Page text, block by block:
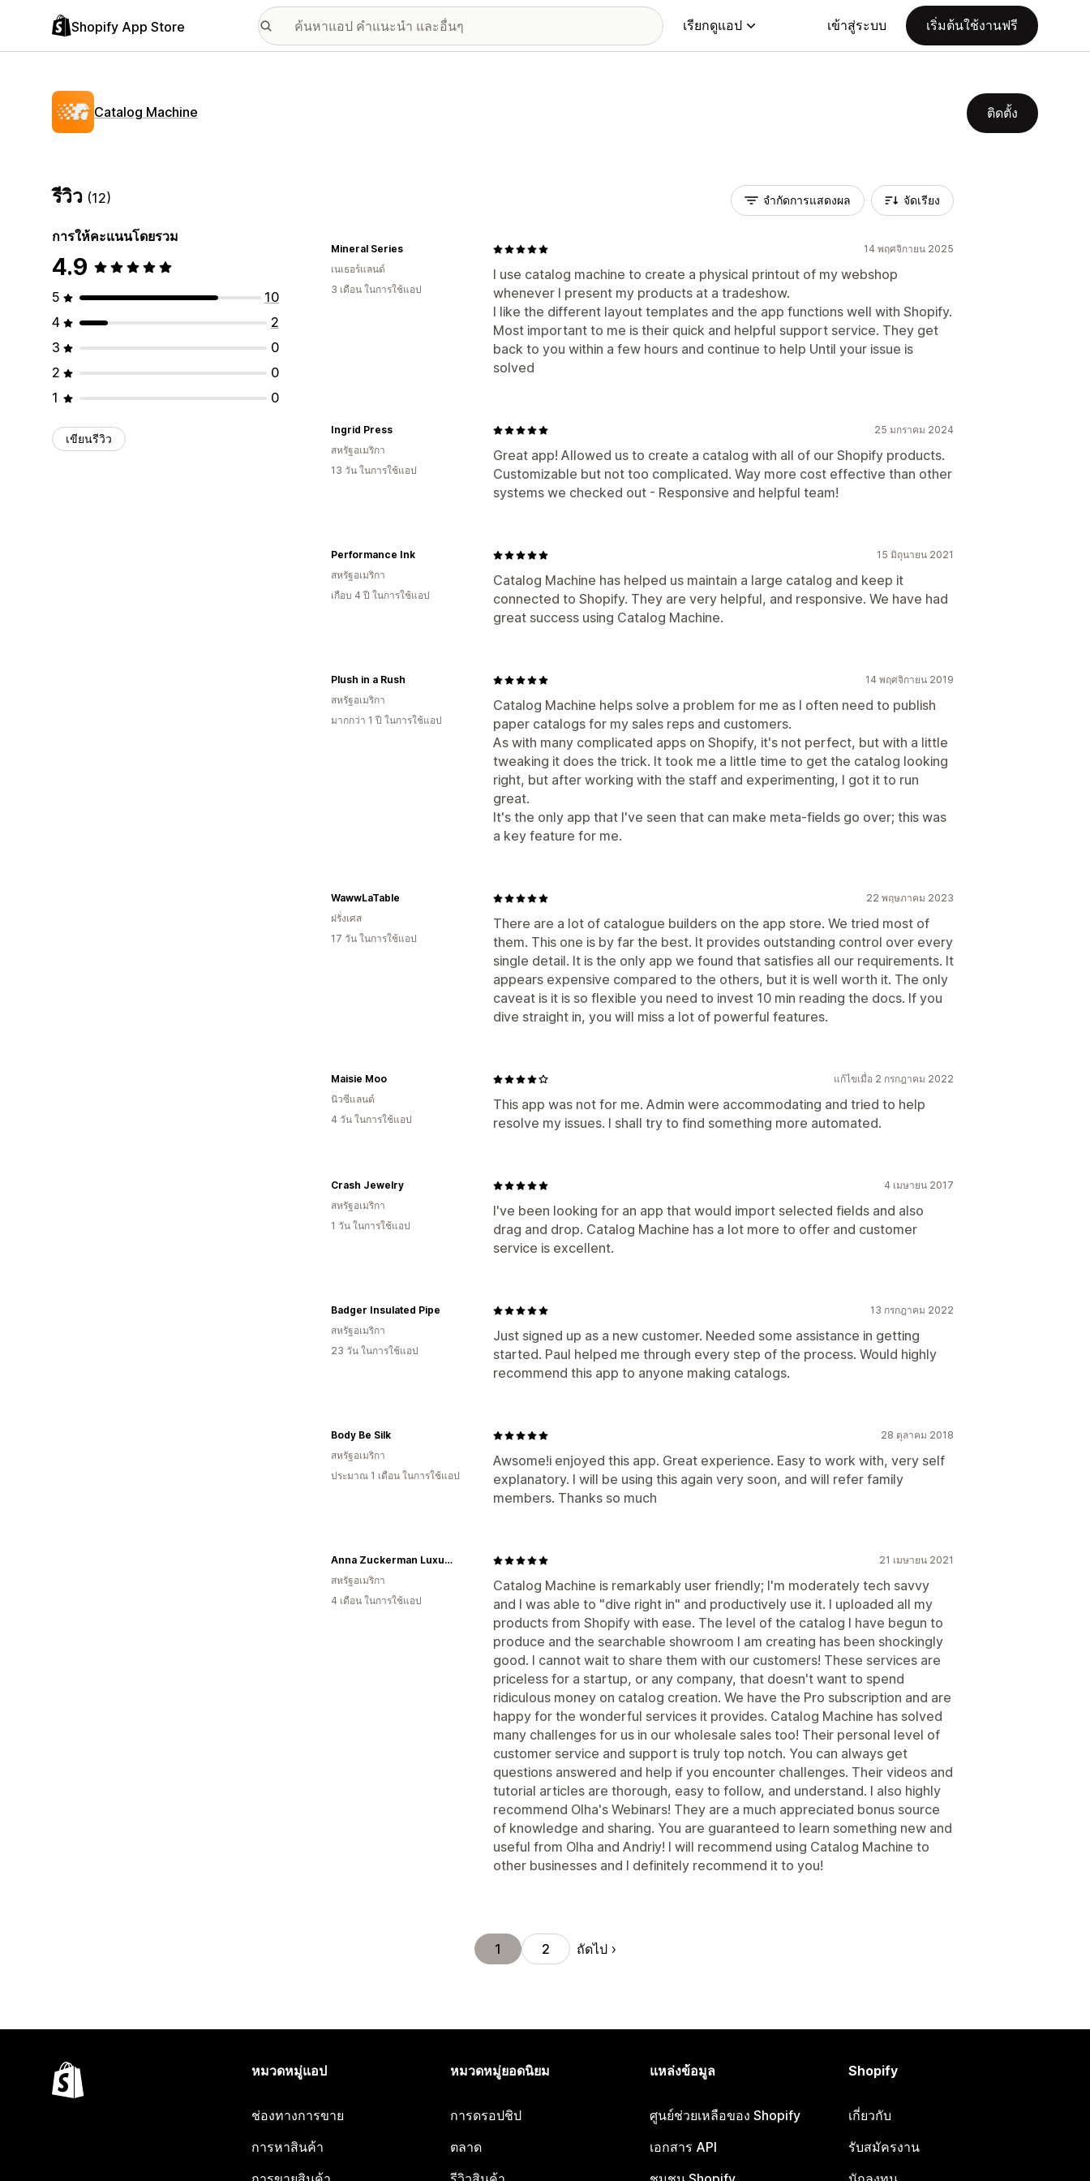
Shopify App Store เรียกดูแอป เข้าสู่ระบบ เริ่มต้นใช้งานฟรี
Catalog Machine ติดตั้ง
รีวิว (12)
การให้คะแนนโดยรวม
4.9
5
10
4
2
3
0
2
0
1
0
เขียนรีวิว
จำกัดการแสดงผล จัดเรียง
14 พฤศจิกายน 2025
I use catalog machine to create a physical printout of my webshop
whenever I present my products at a tradeshow.
I like the different layout templates and the app functions well with Shopify.
Most important to me is their quick and helpful support service. They get
back to you within a few hours and continue to help Until your issue is
solved
Mineral Series
เนเธอร์แลนด์
3 เดือน ในการใช้แอป
25 มกราคม 2024
Great app! Allowed us to create a catalog with all of our Shopify products.
Customizable but not too complicated. Way more cost effective than other
systems we checked out - Responsive and helpful team!
Ingrid Press
สหรัฐอเมริกา
13 วัน ในการใช้แอป
15 มิถุนายน 2021
Catalog Machine has helped us maintain a large catalog and keep it
connected to Shopify. They are very helpful, and responsive. We have had
great success using Catalog Machine.
Performance Ink
สหรัฐอเมริกา
เกือบ 4 ปี ในการใช้แอป
14 พฤศจิกายน 2019
Catalog Machine helps solve a problem for me as I often need to publish
paper catalogs for my sales reps and customers.
As with many complicated apps on Shopify, it's not perfect, but with a little
tweaking it does the trick. It took me a little time to get the catalog looking
right, but after working with the staff and experimenting, I got it to run
great.
It's the only app that I've seen that can make meta-fields go over; this was
a key feature for me.
Plush in a Rush
สหรัฐอเมริกา
มากกว่า 1 ปี ในการใช้แอป
22 พฤษภาคม 2023
There are a lot of catalogue builders on the app store. We tried most of
them. This one is by far the best. It provides outstanding control over every
single detail. It is the only app we found that satisfies all our requirements. It
appears expensive compared to the others, but it is well worth it. The only
caveat is it is so flexible you need to invest 10 min reading the docs. If you
dive straight in, you will miss a lot of powerful features.
WawwLaTable
ฝรั่งเศส
17 วัน ในการใช้แอป
แก้ไขเมื่อ 2 กรกฎาคม 2022
This app was not for me. Admin were accommodating and tried to help
resolve my issues. I shall try to find something more automated.
Maisie Moo
นิวซีแลนด์
4 วัน ในการใช้แอป
4 เมษายน 2017
I've been looking for an app that would import selected fields and also
drag and drop. Catalog Machine has a lot more to offer and customer
service is excellent.
Crash Jewelry
สหรัฐอเมริกา
1 วัน ในการใช้แอป
13 กรกฎาคม 2022
Just signed up as a new customer. Needed some assistance in getting
started. Paul helped me through every step of the process. Would highly
recommend this app to anyone making catalogs.
Badger Insulated Pipe
สหรัฐอเมริกา
23 วัน ในการใช้แอป
28 ตุลาคม 2018
Awsome!i enjoyed this app. Great experience. Easy to work with, very self
explanatory. I will be using this again very soon, and will refer family
members. Thanks so much
Body Be Silk
สหรัฐอเมริกา
ประมาณ 1 เดือน ในการใช้แอป
21 เมษายน 2021
Catalog Machine is remarkably user friendly; I'm moderately tech savvy
and I was able to "dive right in" and productively use it. I uploaded all my
products from Shopify with ease. The level of the catalog I have begun to
produce and the searchable showroom I am creating has been shockingly
good. I cannot wait to share them with our customers! These services are
priceless for a startup, or any company, that doesn't want to spend
ridiculous money on catalog creation. We have the Pro subscription and are
happy for the wonderful services it provides. Catalog Machine has solved
many challenges for us in our wholesale sales too! Their personal level of
customer service and support is truly top notch. You can always get
questions answered and help if you encounter challenges. Their videos and
tutorial articles are thorough, easy to follow, and understand. I also highly
recommend Olha's Webinars! They are a much appreciated bonus source
of knowledge and sharing. You are guaranteed to learn something new and
useful from Olha and Andriy! I will recommend using Catalog Machine to
other businesses and I definitely recommend it to you!
Anna Zuckerman Luxury
สหรัฐอเมริกา
4 เดือน ในการใช้แอป
1 2 ถัดไป
หมวดหมู่แอป
ช่องทางการขาย
การหาสินค้า
หมวดหมู่ยอดนิยม
การดรอปชิป
ตลาด
แหล่งข้อมูล
ศูนย์ช่วยเหลือของ Shopify
เอกสาร API
Shopify
เกี่ยวกับ
รับสมัครงาน